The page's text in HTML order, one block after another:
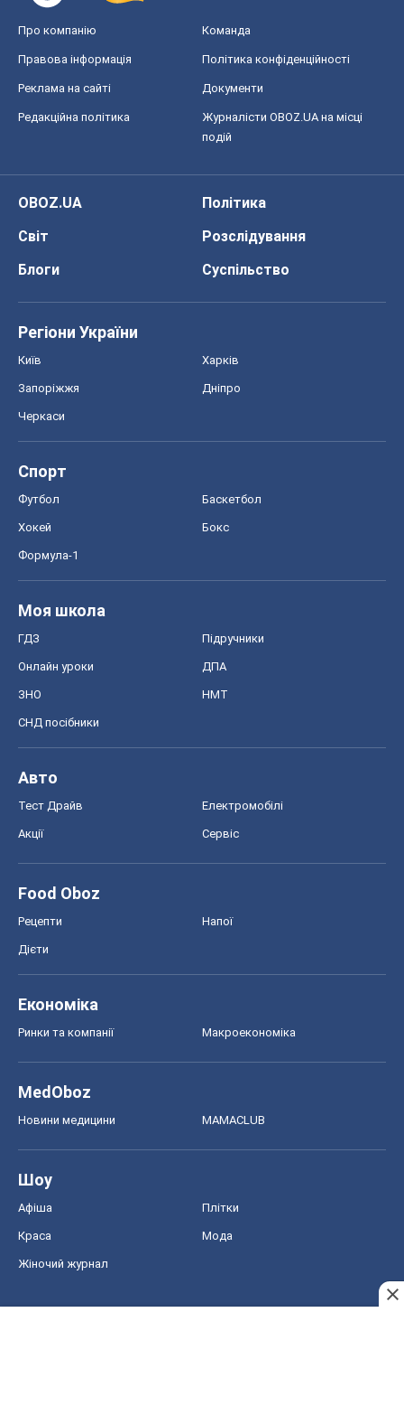
Про компанію Команда
Правова інформація Політика конфіденційності
Реклама на сайті Документи
Редакційна політика
Журналісти OBOZ.UA на місці
подій
OBOZ.UA
Політика
Світ
Розслідування
Блоги
Суспільство
Регіони України
Київ Харків
Запоріжжя Дніпро
Черкаси
Спорт
Футбол Баскетбол
Хокей Бокс
Формула-1
Моя школа
ГДЗ Підручники
Онлайн уроки ДПА
ЗНО НМТ
СНД посібники
Авто
Тест Драйв Електромобілі
Акції Сервіс
Food Oboz
Рецепти Напої
Дієти
Економіка
Ринки та компанії Макроекономіка
MedOboz
Новини медицини MAMACLUB
Шоу
Афіша Плітки
Краса Мода
Жіночий журнал